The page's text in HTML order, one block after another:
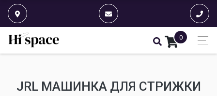
0
JRL МАШИНКА ДЛЯ СТРИЖКИ